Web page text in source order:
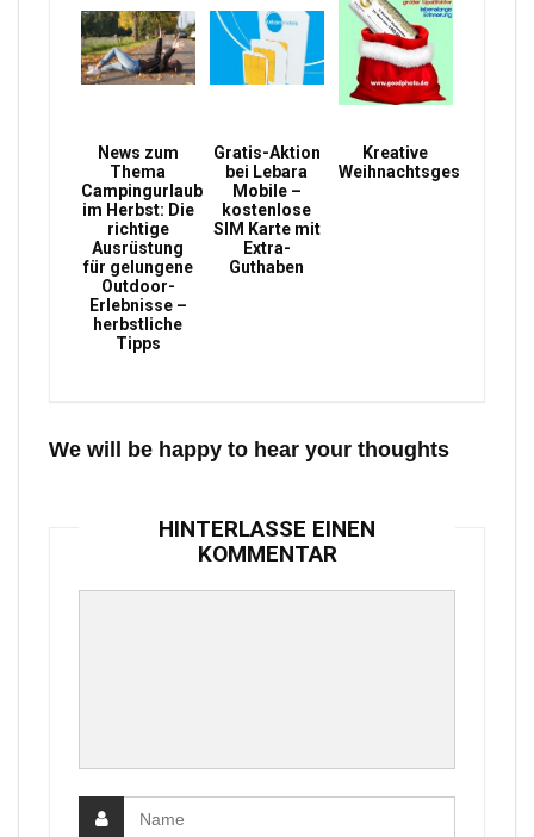
News zum
Thema
Campingurlaub
im Herbst: Die
richtige
Ausrüstung
für gelungene
Outdoor-
Erlebnisse –
herbstliche
Tipps
Gratis-Aktion
bei Lebara
Mobile –
kostenlose
SIM Karte mit
Extra-
Guthaben
Kreative
Weihnachtsgeschenke
We will be happy to hear your thoughts
HINTERLASSE EINEN
KOMMENTAR